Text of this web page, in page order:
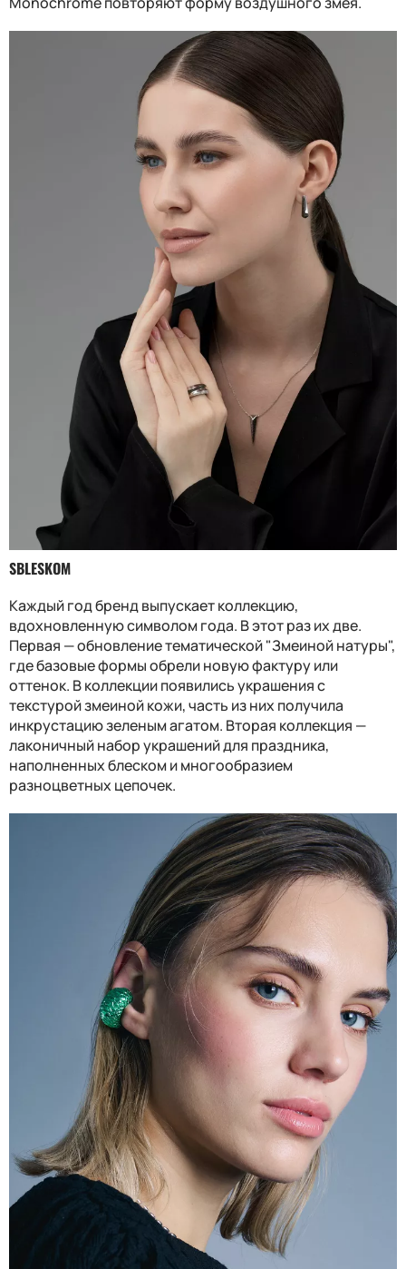
SBLESKOM
Каждый год бренд выпускает коллекцию,
вдохновленную символом года. В этот раз их две.
Первая — обновление тематической "Змеиной натуры",
где базовые формы обрели новую фактуру или
оттенок. В коллекции появились украшения с
текстурой змеиной кожи, часть из них получила
инкрустацию зеленым агатом. Вторая коллекция —
лаконичный набор украшений для праздника,
наполненных блеском и многообразием
разноцветных цепочек.